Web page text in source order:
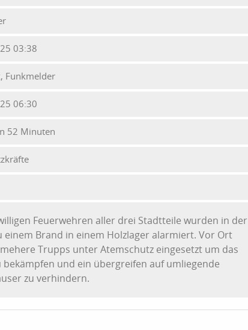
03:38
Funkmelder
06:30
52 Minuten
Feuerwehren aller drei Stadtteile wurden in der
einem Brand in einem Holzlager alarmiert. Vor Ort
Trupps unter Atemschutz eingesetzt um das
bekämpfen und ein übergreifen auf umliegende
zu verhindern.